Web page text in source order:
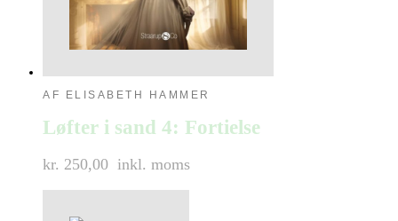
AF ELISABETH HAMMER
Løfter i sand 4: Fortielse
kr. 250,00 inkl. moms